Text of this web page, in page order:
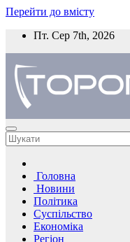
Перейти до вмісту
Пт. Сер 7th, 2026
Головна
Новини
Політика
Суспільство
Економіка
Регіон